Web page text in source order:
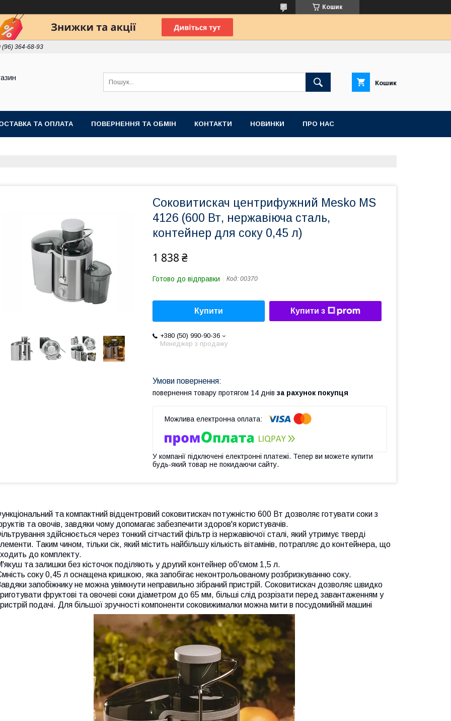
Кошик
(96) 364-68-93
Кошик
ТА ОПЛАТА ПОВЕРНЕННЯ ТА ОБМІН КОНТАКТИ НОВИНКИ ПРО НАС
Соковитискач центрифужний Mesko MS
4126 (600 Вт, нержавіюча сталь,
контейнер для соку 0,45 л)
1 838 ₴
Готово до відправки Код: 00370
Купити Купити з
+380 (50) 990-90-36
Менеджер з продажу
повернення товару протягом 14 днів за рахунок покупця
У компанії підключені електронні платежі. Тепер ви можете купити
будь-який товар не покидаючи сайту.
та компактний відцентровий соковитискач потужністю 600 Вт дозволяє готувати соки з
та овочів, завдяки чому допомагає забезпечити здоров'я користувачів.
здійснюється через тонкий сітчастий фільтр із нержавіючої сталі, який утримує тверді
Таким чином, тільки сік, який містить найбільшу кількість вітамінів, потрапляє до контейнера, що
до комплекту.
та залишки без кісточок поділяють у другий контейнер об'ємом 1,5 л.
соку 0,45 л оснащена кришкою, яка запобігає неконтрольованому розбризкуванню соку.
запобіжнику не можна увімкнути неправильно зібраний пристрій. Соковитискач дозволяє швидко
фруктові та овочеві соки діаметром до 65 мм, більші слід розрізати перед завантаженням у
подачі. Для більшої зручності компоненти соковижималки можна мити в посудомийній машині